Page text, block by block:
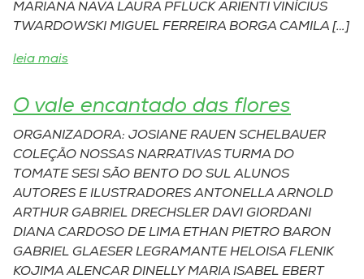
MARIANA NAVA LAURA PFLUCK ARIENTI VINÍCIUS
TWARDOWSKI MIGUEL FERREIRA BORGA CAMILA […]
leia mais
O vale encantado das flores
ORGANIZADORA: JOSIANE RAUEN SCHELBAUER
COLEÇÃO NOSSAS NARRATIVAS TURMA DO
TOMATE SESI SÃO BENTO DO SUL ALUNOS
AUTORES E ILUSTRADORES ANTONELLA ARNOLD
ARTHUR GABRIEL DRECHSLER DAVI GIORDANI
DIANA CARDOSO DE LIMA ETHAN PIETRO BARON
GABRIEL GLAESER LEGRAMANTE HELOISA FLENIK
KOJIMA ALENCAR DINELLY MARIA ISABEL EBERT